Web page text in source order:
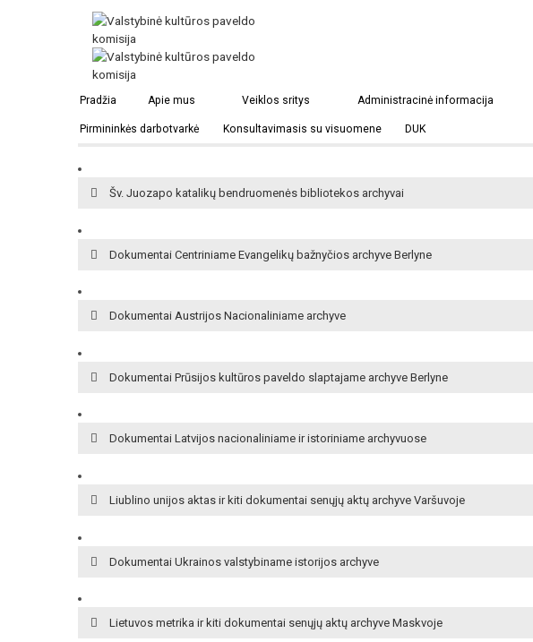
Pradžia Apie mus Veiklos sritys Administracinė informacija
Pirmininkės darbotvarkė Konsultavimasis su visuomene DUK
Lietuvių išeivystės muziejus Eskelyje
Brazilijos lietuvių sąjungos archyvai
Šv. Juozapo katalikų bendruomenės bibliotekos archyvai
Dokumentai Centriniame Evangelikų bažnyčios archyve Berlyne
Dokumentai Austrijos Nacionaliniame archyve
Dokumentai Prūsijos kultūros paveldo slaptajame archyve Berlyne
Dokumentai Latvijos nacionaliniame ir istoriniame archyvuose
Liublino unijos aktas ir kiti dokumentai senųjų aktų archyve Varšuvoje
Dokumentai Ukrainos valstybiname istorijos archyve
Lietuvos metrika ir kiti dokumentai senųjų aktų archyve Maskvoje